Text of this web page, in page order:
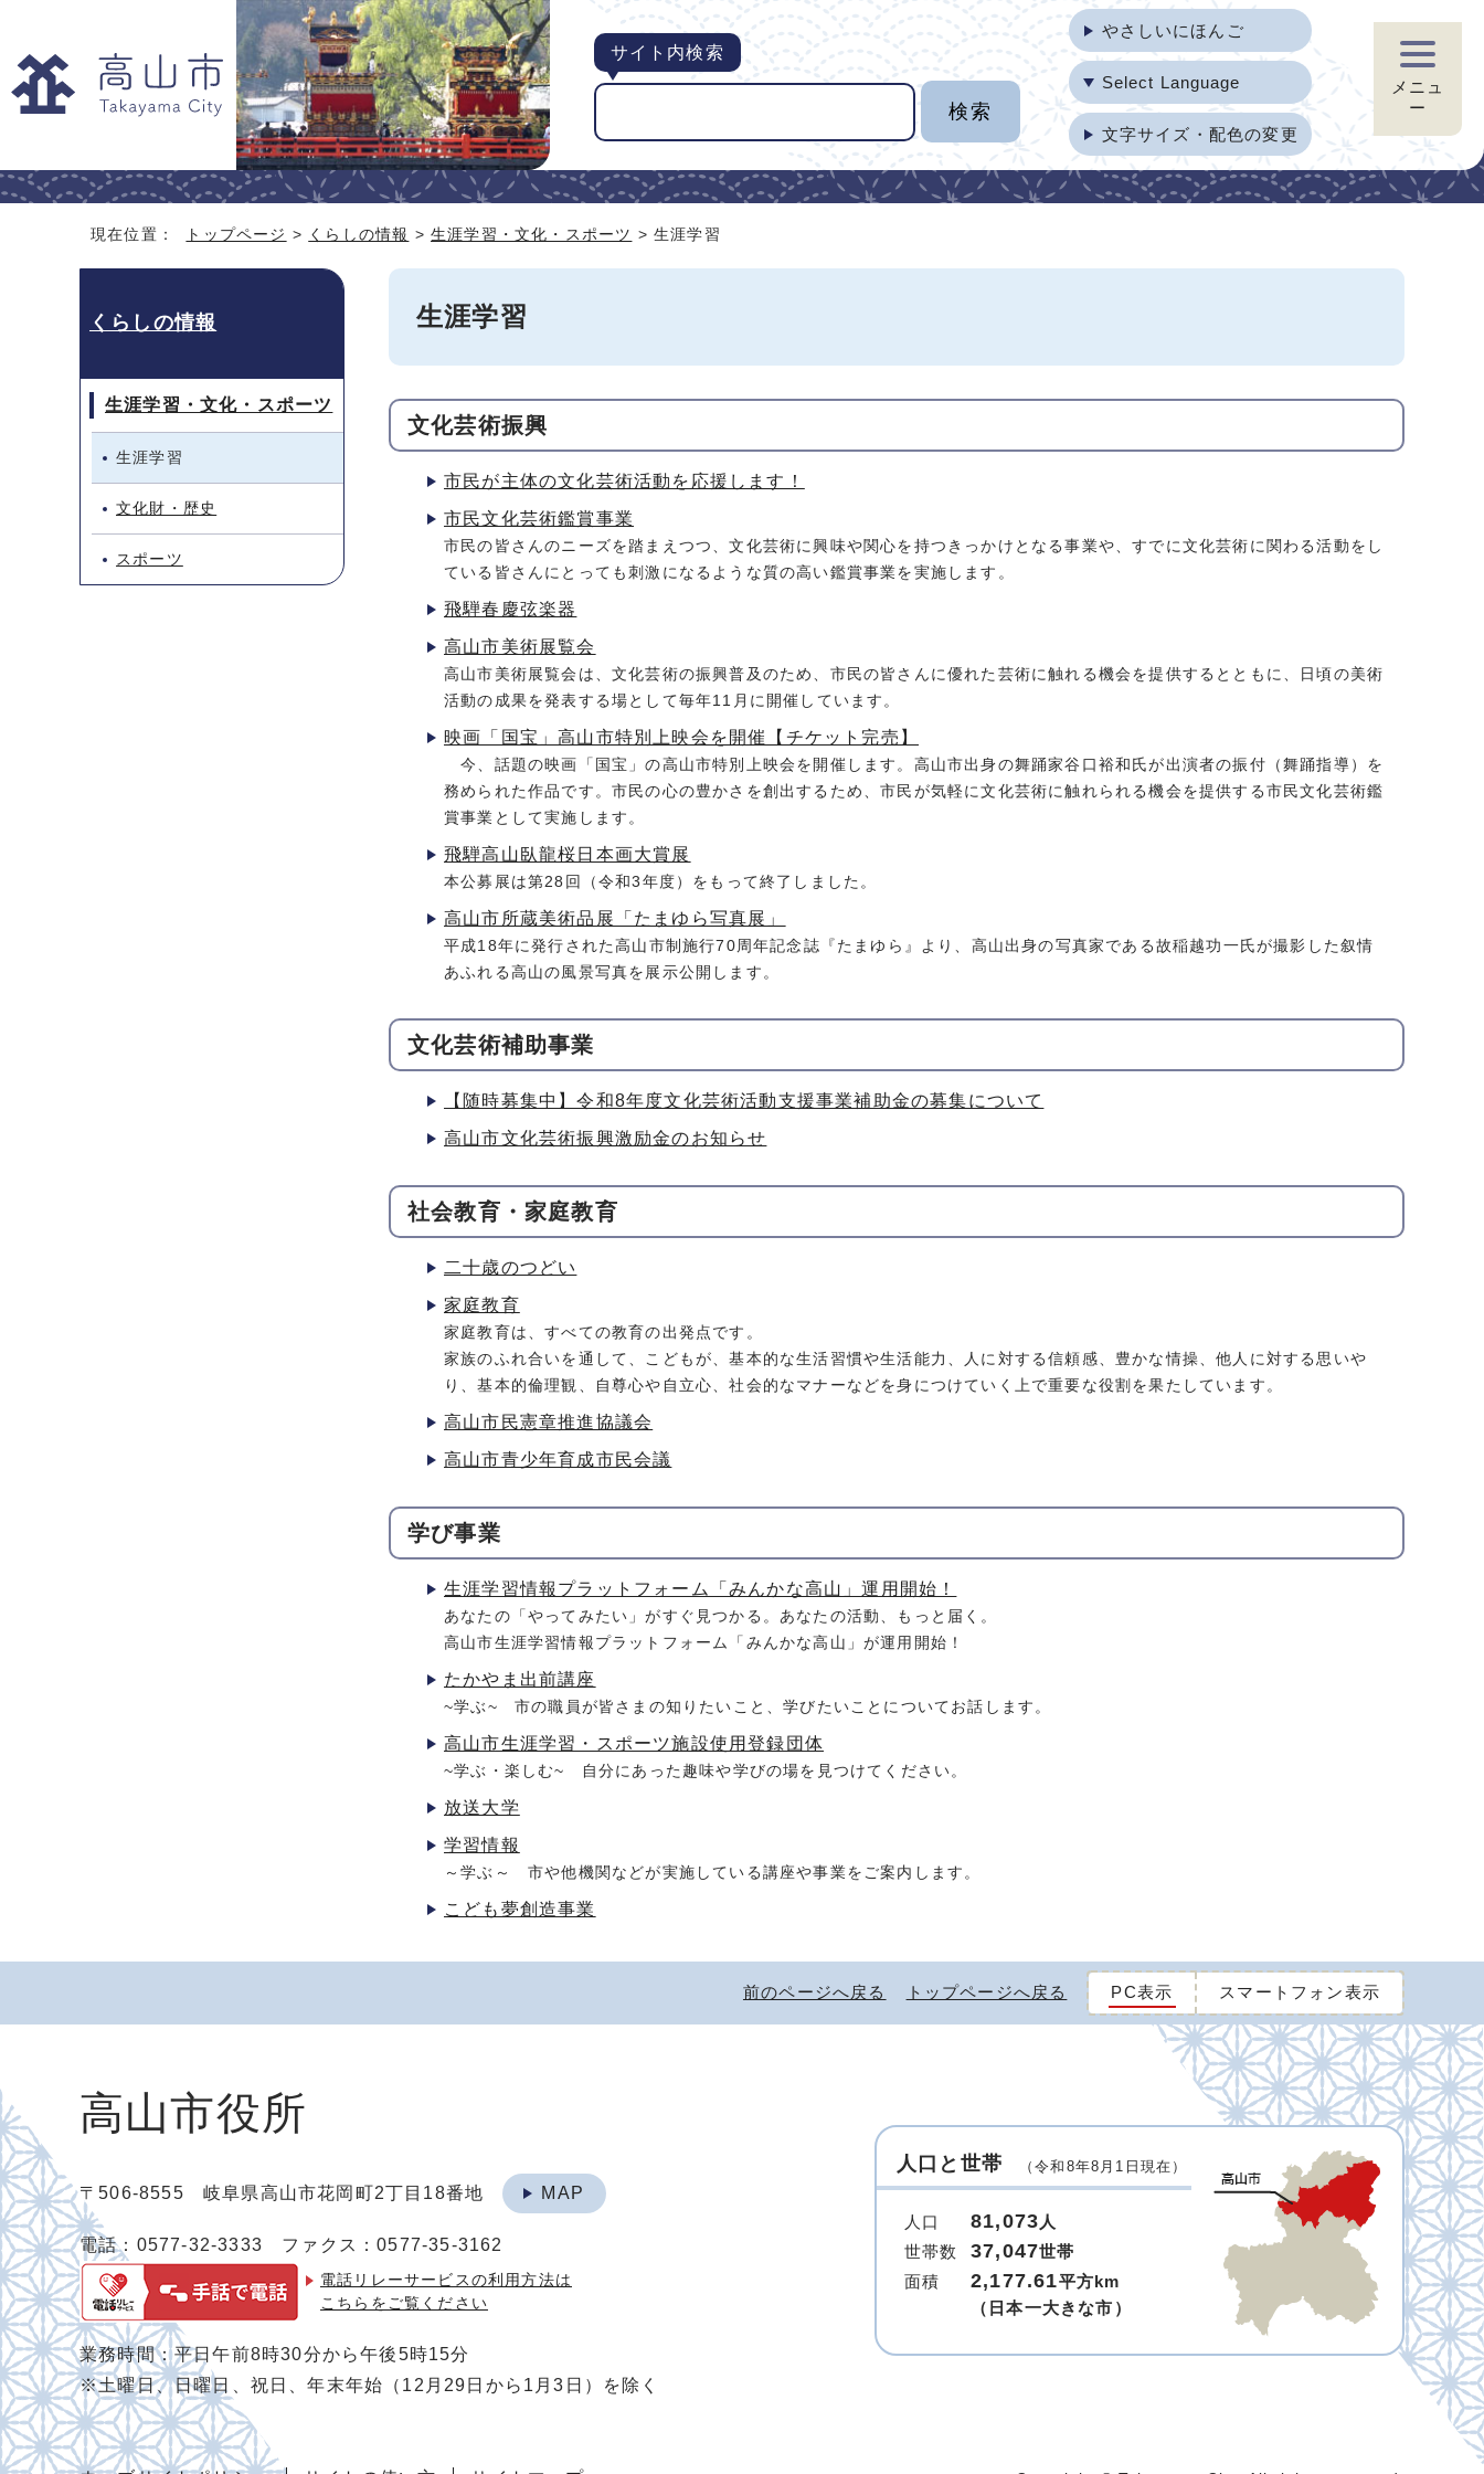
サイト内検索
やさしいにほんご
Select Language
文字サイズ・配色の変更
メニュ
ー
現在位置： トップページ > くらしの情報 >生涯学習・文化・スポーツ > 生涯学習
生涯学習
文化芸術振興
市民が主体の文化芸術活動を応援します！
市民文化芸術鑑賞事業
市民の皆さんのニーズを踏まえつつ、文化芸術に興味や関心を持つきっかけとなる事業や、すでに文化芸術に関わる活動をし
ている皆さんにとっても刺激になるような質の高い鑑賞事業を実施します。
飛騨春慶弦楽器
高山市美術展覧会
高山市美術展覧会は、文化芸術の振興普及のため、市民の皆さんに優れた芸術に触れる機会を提供するとともに、日頃の美術
活動の成果を発表する場として毎年11月に開催しています。
映画「国宝」高山市特別上映会を開催【チケット完売】
今、話題の映画「国宝」の高山市特別上映会を開催します。高山市出身の舞踊家谷口裕和氏が出演者の振付（舞踊指導）を
務められた作品です。市民の心の豊かさを創出するため、市民が気軽に文化芸術に触れられる機会を提供する市民文化芸術鑑
賞事業として実施します。
飛騨高山臥龍桜日本画大賞展
本公募展は第28回（令和3年度）をもって終了しました。
高山市所蔵美術品展「たまゆら写真展」
平成18年に発行された高山市制施行70周年記念誌『たまゆら』より、高山出身の写真家である故稲越功一氏が撮影した叙情
あふれる高山の風景写真を展示公開します。
文化芸術補助事業
【随時募集中】令和8年度文化芸術活動支援事業補助金の募集について
高山市文化芸術振興激励金のお知らせ
社会教育・家庭教育
二十歳のつどい
家庭教育
家庭教育は、すべての教育の出発点です。
家族のふれ合いを通して、こどもが、基本的な生活習慣や生活能力、人に対する信頼感、豊かな情操、他人に対する思いや
り、基本的倫理観、自尊心や自立心、社会的なマナーなどを身につけていく上で重要な役割を果たしています。
高山市民憲章推進協議会
高山市青少年育成市民会議
学び事業
生涯学習情報プラットフォーム「みんかな高山」運用開始！
あなたの「やってみたい」がすぐ見つかる。あなたの活動、もっと届く。
高山市生涯学習情報プラットフォーム「みんかな高山」が運用開始！
たかやま出前講座
~学ぶ~ 市の職員が皆さまの知りたいこと、学びたいことについてお話します。
高山市生涯学習・スポーツ施設使用登録団体
~学ぶ・楽しむ~ 自分にあった趣味や学びの場を見つけてください。
放送大学
学習情報
～学ぶ～ 市や他機関などが実施している講座や事業をご案内します。
こども夢創造事業
くらしの情報
生涯学習・文化・スポーツ
生涯学習
文化財・歴史
スポーツ
前のページへ戻る トップページへ戻る PC表示 スマートフォン表示
高山市役所
〒506-8555 岐阜県高山市花岡町2丁目18番地 MAP
電話：0577-32-3333 ファクス：0577-35-3162
電話リレーサービスの利用方法は
こちらをご覧ください
業務時間：平日午前8時30分から午後5時15分
※土曜日、日曜日、祝日、年末年始（12月29日から1月3日）を除く
人口と世帯 （令和8年8月1日現在）
人口 81,073 人
世帯数
37,047世帯
面積
2,177.61平方km
（日本一大きな市）